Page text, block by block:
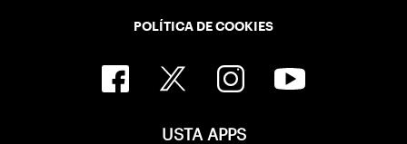
POLÍTICA DE COOKIES
USTA APPS